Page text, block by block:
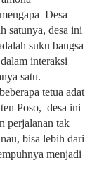
Desa
satunya, desa ini
suku bangsa
interaksi
satu.
tetua adat
Poso, desa ini
perjalanan tak
bisa lebih dari
menjadi